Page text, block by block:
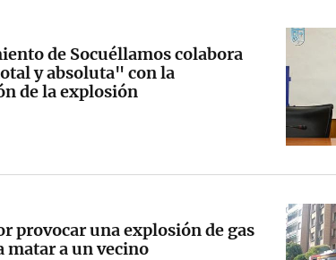
de Socuéllamos colabora
y absoluta" con la
de la explosión
provocar una explosión de gas
matar a un vecino